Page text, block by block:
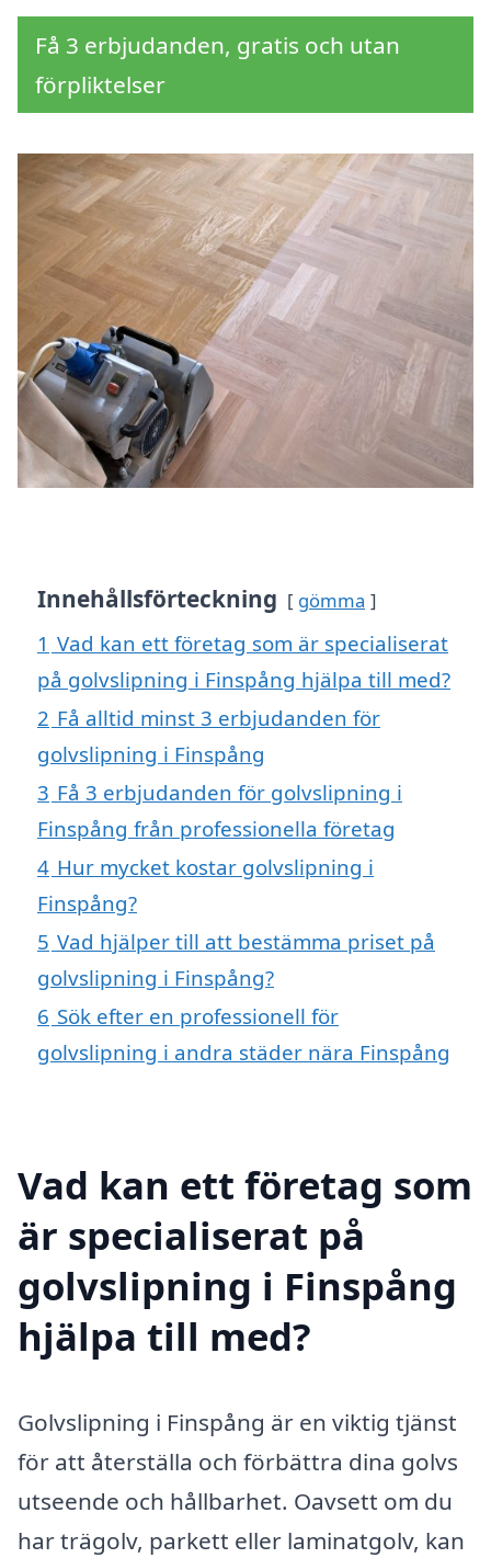
Få 3 erbjudanden, gratis och utan
förpliktelser
Innehållsförteckning gömma
1 Vad kan ett företag som är specialiserat
på golvslipning i Finspång hjälpa till med?
2 Få alltid minst 3 erbjudanden för
golvslipning i Finspång
3 Få 3 erbjudanden för golvslipning i
Finspång från professionella företag
4 Hur mycket kostar golvslipning i
Finspång?
5 Vad hjälper till att bestämma priset på
golvslipning i Finspång?
6 Sök efter en professionell för
golvslipning i andra städer nära Finspång
Vad kan ett företag som
är specialiserat på
golvslipning i Finspång
hjälpa till med?
Golvslipning i Finspång är en viktig tjänst
för att återställa och förbättra dina golvs
utseende och hållbarhet. Oavsett om du
har trägolv, parkett eller laminatgolv, kan